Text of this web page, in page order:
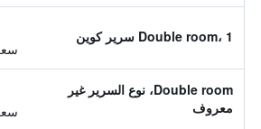
Double room، 1 سرير كوين
Double room، نوع السرير غير
معروف